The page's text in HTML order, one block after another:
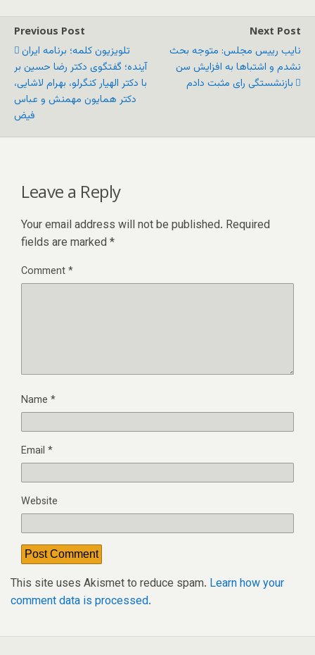
Previous Post
تلویزیون کلمه؛ برنامه ایران
آینده؛ گفتگوی دکتر رضا حسین بر
با دکتر الهیار کنگرلو، بهرام لاشایی،
دکتر همایون مهمنش و عباس
فیض
Next Post
نایب رییس مجلس: متوجه بحث
نشدم و اشتباها به افزایش سن
بازنشستگی رای مثبت دادم
Leave a Reply
Your email address will not be published. Required
fields are marked *
Comment*
Name *
Email *
Website
This site uses Akismet to reduce spam. Learn how your
comment data is processed.